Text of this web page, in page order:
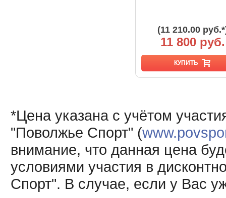
(11 210.00
11 800 руб.
КУПИТЬ
*Цена указана с учётом
"Поволжье Спорт" (
внимание, что данная цена
условиями участия в
Спорт". В случае, если у Вас